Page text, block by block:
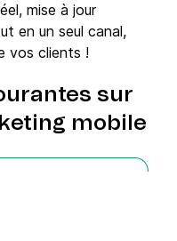
mise à jour
en un seul canal,
vos clients !
sur
mobile